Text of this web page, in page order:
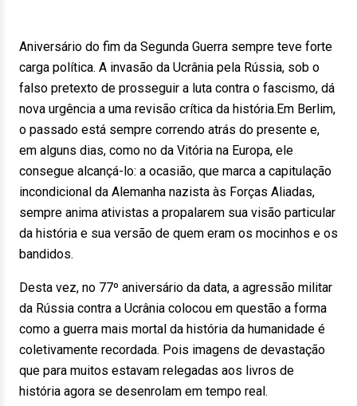
Aniversário do fim da Segunda Guerra sempre teve forte
carga política. A invasão da Ucrânia pela Rússia, sob o
falso pretexto de prosseguir a luta contra o fascismo, dá
nova urgência a uma revisão crítica da história.Em Berlim,
o passado está sempre correndo atrás do presente e,
em alguns dias, como no da Vitória na Europa, ele
consegue alcançá-lo: a ocasião, que marca a capitulação
incondicional da Alemanha nazista às Forças Aliadas,
sempre anima ativistas a propalarem sua visão particular
da história e sua versão de quem eram os mocinhos e os
bandidos.
Desta vez, no 77º aniversário da data, a agressão militar
da Rússia contra a Ucrânia colocou em questão a forma
como a guerra mais mortal da história da humanidade é
coletivamente recordada. Pois imagens de devastação
que para muitos estavam relegadas aos livros de
história agora se desenrolam em tempo real.